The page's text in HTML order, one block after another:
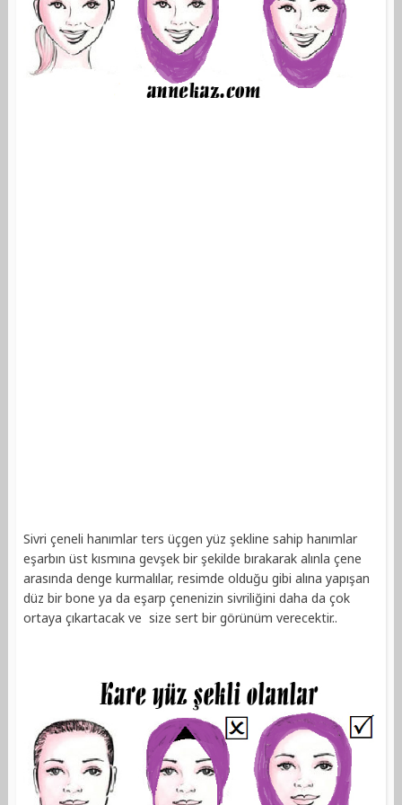
Sivri çeneli hanımlar ters üçgen yüz şekline sahip hanımlar
eşarbın üst kısmına gevşek bir şekilde bırakarak alınla çene
arasında denge kurmalılar, resimde olduğu gibi alına yapışan
düz bir bone ya da eşarp çenenizin sivriliğini daha da çok
ortaya çıkartacak ve size sert bir görünüm verecektir..